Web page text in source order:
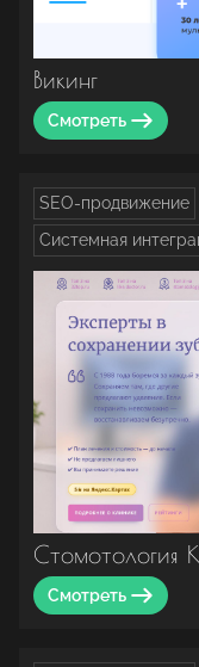
Викинг
Смотреть
SEO-продвижение
Системная
Стомотология
Смотреть